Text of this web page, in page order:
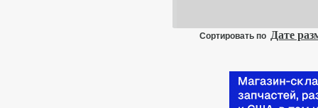
Сортировать по Дате